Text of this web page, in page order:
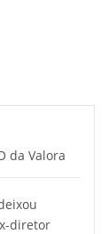
da Valora
diretor